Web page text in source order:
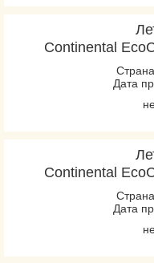
Continental
Дата
Continental
Дата